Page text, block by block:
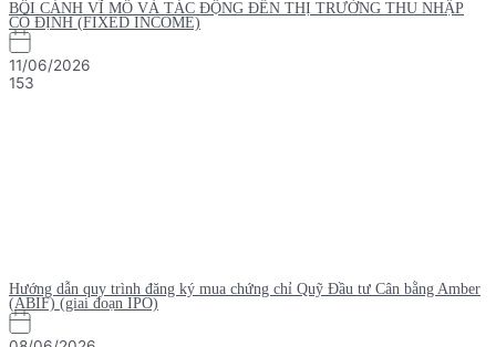
BỐI CẢNH VĨ MÔ VÀ TÁC ĐỘNG ĐẾN THỊ TRƯỜNG THU NHẬP
CỐ ĐỊNH (FIXED INCOME)
11/06/2026
153
Hướng dẫn quy trình đăng ký mua chứng chỉ Quỹ Đầu tư Cân bằng Amber
(ABIF) (giai đoạn IPO)